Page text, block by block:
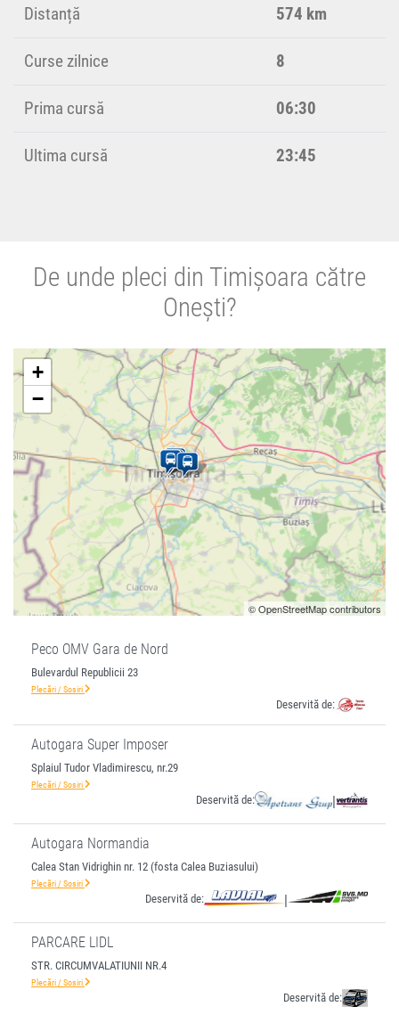
Distanță 574 km
Curse zilnice 8
Prima cursă 06:30
Ultima cursă 23:45
De unde pleci din Timișoara către
Onești?
+
−
© OpenStreetMap contributors
Peco OMV Gara de Nord
Bulevardul Republicii 23
Plecări / Sosiri
Deservită de:
Autogara Super Imposer
Splaiul Tudor Vladimirescu, nr.29
Plecări / Sosiri
Deservită de: |
Autogara Normandia
Calea Stan Vidrighin nr. 12 (fosta Calea Buziasului)
Plecări / Sosiri
Deservită de: |
PARCARE LIDL
STR. CIRCUMVALATIUNII NR.4
Plecări / Sosiri
Deservită de: